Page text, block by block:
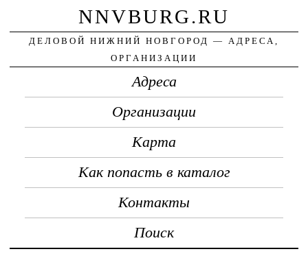
NNVBURG.RU
ДЕЛОВОЙ НИЖНИЙ НОВГОРОД — АДРЕСА,
ОРГАНИЗАЦИИ
Адреса
Организации
Карта
Как попасть в каталог
Контакты
Поиск